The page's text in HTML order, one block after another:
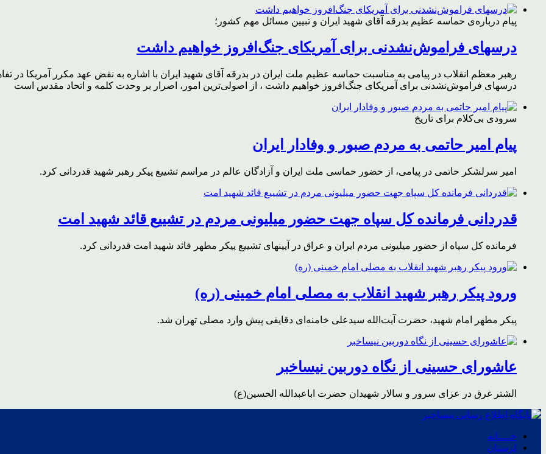
پیام درباره‌ی حماسه عظیم بدرقه آقای شهید ایران و تبیین مسائل مهم کشور؛
درسهای فراموش‌نشدنی برای آمریکای جنگ‌افروز خواهیم داشت
رهبر معظم انقلاب در پیامی به مناسبت حماسه عظیم ملت ایران در بدرقه آقای شهید ایران با اشاره به نقض عهد مکرر آمریکا در
درسهای فراموش‌نشدنی برای آمریکای جنگ‌افروز خواهیم داشت ، از اصولی‌ترین امور، اصرار بر وحدت کلمه و اتحاد مقدس است
سرودی بی‌کلام برای تاریخ
پیام امیر حاتمی به مردم صبور و وفادار ایران
امیر سرلشکر حاتمی در پیامی، از حضور حماسی ملت ایران و آزادگان عالم در مراسم تشییع پیکر رهبر شهید قدردانی کرد.
قدردانی فرمانده کل سپاه جهت حضور میلیونی مردم در تشییع قائد شهید امت
فرمانده کل سپاه از حضور میلیونی مردم ایران و عراق در آیینهای تشییع پیکر مطهر قائد شهید امت قدردانی کرد.
ورود پیکر رهبر شهید انقلاب به مصلی امام خمینی (ره)
پیکر مطهر امام شهید،‌ حضرت آیت‌الله سیدعلی خامنه‌ای دقایقی پیش وارد مصلی تهران شد.
عاشورای حسینی از نگاه دوربین نیساخبر
الشتر غرق در عزای سرور و سالار شهیدان حضرت اباعبدالله الحسین(ع)
خــــانه
لرستان